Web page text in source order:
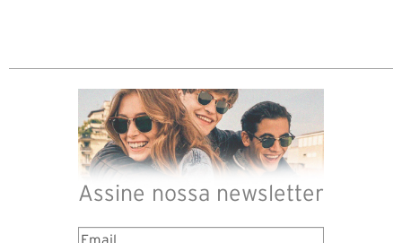
Assine nossa newsletter